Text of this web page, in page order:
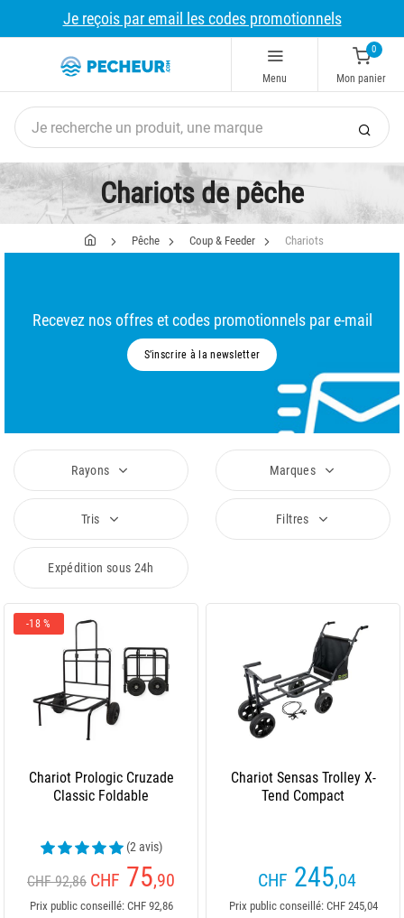
Je reçois par email les codes promotionnels
Menu
0
Mon panier
Chariots de pêche
Pêche Coup & Feeder Chariots
Recevez nos offres et codes promotionnels par e-mail
S’inscrire à la newsletter
Rayons Marques
Tris Filtres
Expédition sous 24h
-18 %
Chariot Prologic Cruzade
Classic Foldable
(2 avis)
CHF 92,86 CHF 75,90
Prix public conseillé: CHF 92,86
Chariot Sensas Trolley X-
Tend Compact
CHF 245,04
Prix public conseillé: CHF 245,04